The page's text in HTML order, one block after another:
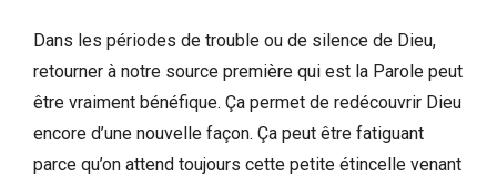
Dans les périodes de trouble ou de silence de Dieu,
retourner à notre source première qui est la Parole peut
être vraiment bénéfique. Ça permet de redécouvrir Dieu
encore d’une nouvelle façon. Ça peut être fatiguant
parce qu’on attend toujours cette petite étincelle venant